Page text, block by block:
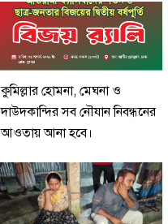
কুমিল্লার হোমনা, মেঘনা ও
দাউদকান্দির সব নৌযান নিবন্ধনের
আওতায় আনা হবে।